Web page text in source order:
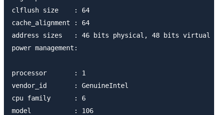
clflush size    : 64
cache_alignment : 64
address sizes   : 46 bits physical, 48 bits virtual
power management:
processor       : 1
vendor_id       : GenuineIntel
cpu family      : 6
model           : 106